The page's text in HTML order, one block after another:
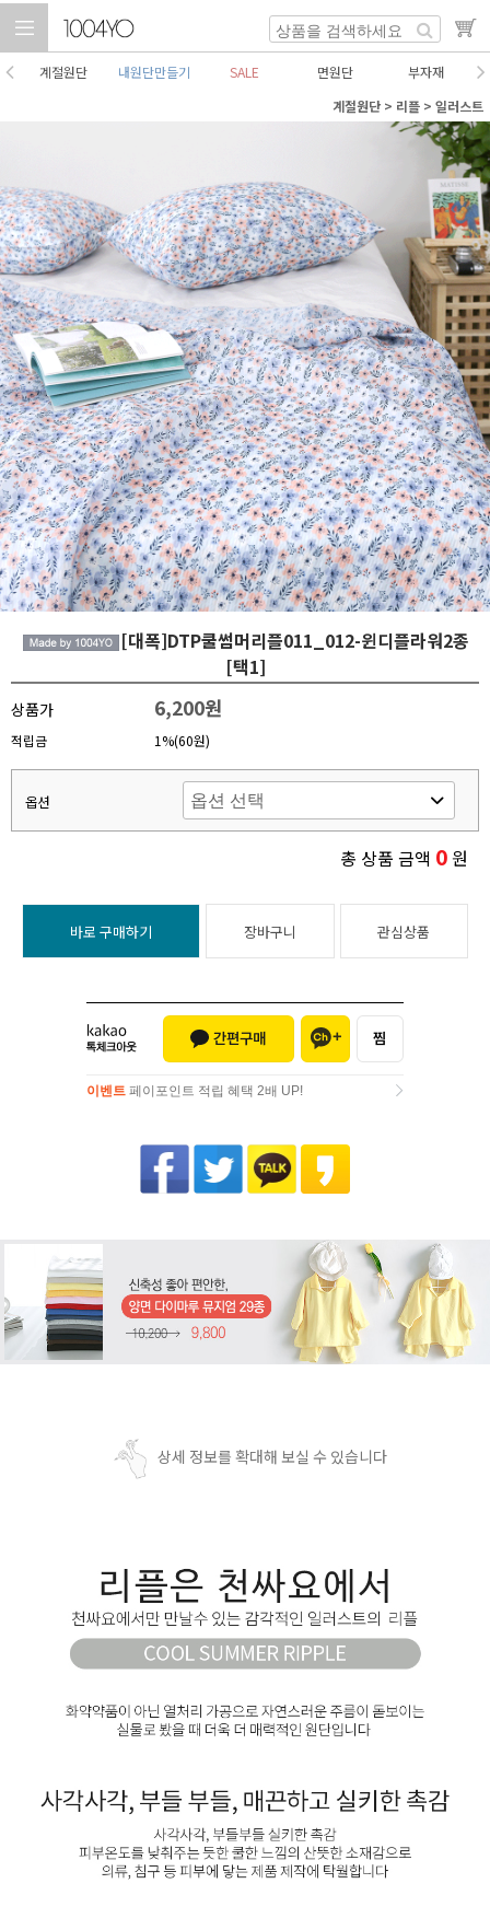
계절원단 내원단만들기 SALE 면원단
부자재
계절원단 > 리플 > 일러스트
[대폭]DTP쿨썸머리플011_012-윈디플라워2종
[택1]
상품가 6,200원
적립금 1%(60원)
옵션
총 상품 금액 0원
바로 구매하기 장바구니 관심상품
이벤트 페이포인트 적립 혜택 2배 UP!
상세 정보를 확대해 보실 수 있습니다